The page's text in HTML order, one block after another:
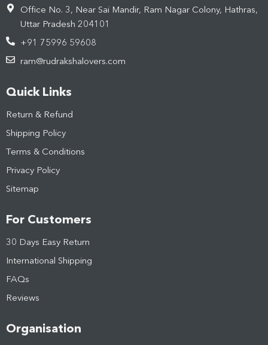
Office No. 3, Near Sai Mandir, Ram Nagar Colony, Hathras,
Uttar Pradesh 204101
+91 75996 59608
ram@rudrakshalovers.com
Quick Links
Return & Refund
Shipping Policy
Terms & Conditions
Privacy Policy
Sitemap
For Customers
30 Days Easy Return
International Shipping
FAQs
Reviews
Organisation